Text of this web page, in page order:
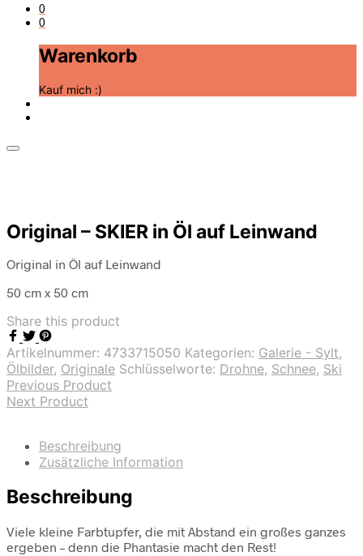
0
0
Warenkorb
Kauf mich :)
Original – SKIER in Öl auf Leinwand
Original in Öl auf Leinwand
50 cm x 50 cm
Share this product
Artikelnummer: 4733715050 Kategorien: Galerie - Sylt,
Ölbilder, Originale Schlüsselworte: Drohne, Schnee, Ski
Previous Product
Next Product
Beschreibung
Zusätzliche Information
Beschreibung
Viele kleine Farbtupfer, die mit Abstand ein großes ganzes
ergeben – denn die Phantasie macht den Rest!